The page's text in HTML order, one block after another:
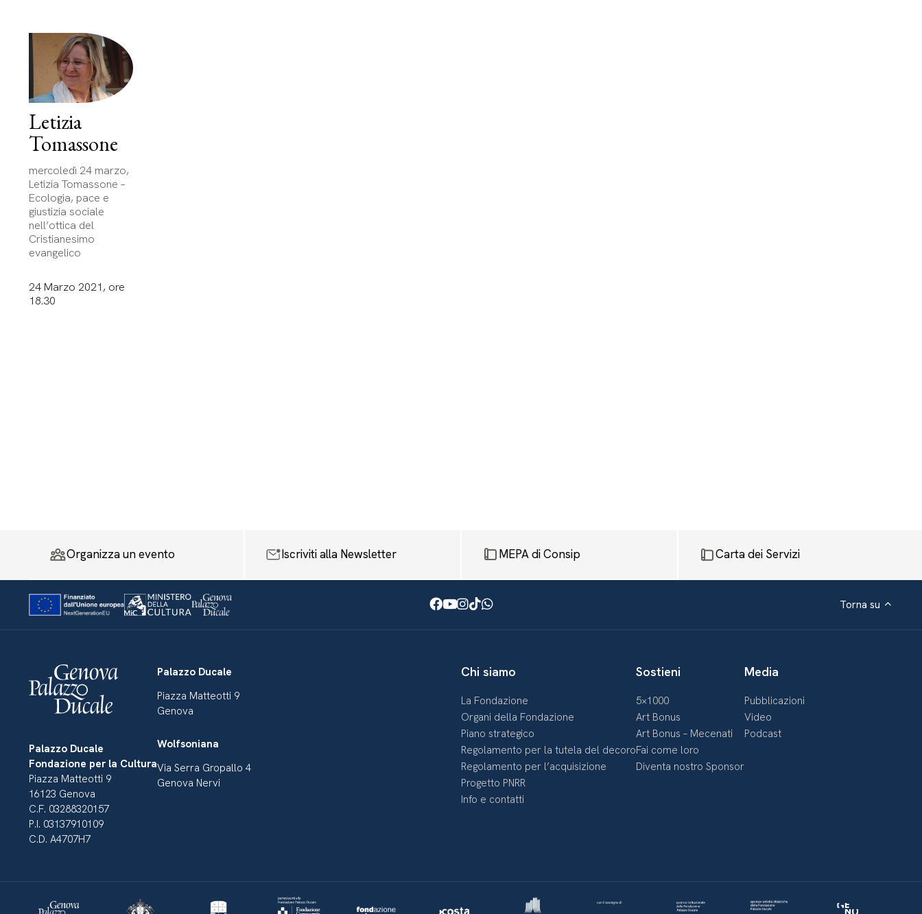
Letizia
Tomassone
mercoledì 24 marzo,
Letizia Tomassone –
Ecologia, pace e
giustizia sociale
nell’ottica del
Cristianesimo
evangelico
24 Marzo 2021, ore
18.30
Organizza un evento Iscriviti alla Newsletter MEPA di Consip Carta dei Servizi
Facebook
Youtube
Instagram
TikTok
WhatsApp Torna su
Palazzo Ducale
Fondazione per la Cultura
Piazza Matteotti 9
16123 Genova
C.F. 03288320157
P.I. 03137910109
C.D. A4707H7
Palazzo Ducale
Piazza Matteotti 9
Genova
Wolfsoniana
Via Serra Gropallo 4
Genova Nervi
Chi siamo
La Fondazione
Organi della Fondazione
Piano strategico
Regolamento per la tutela del decoro
Regolamento per l’acquisizione
Progetto PNRR
Info e contatti
Sostieni
5×1000
Art Bonus
Art Bonus – Mecenati
Fai come loro
Diventa nostro Sponsor
Media
Pubblicazioni
Video
Podcast